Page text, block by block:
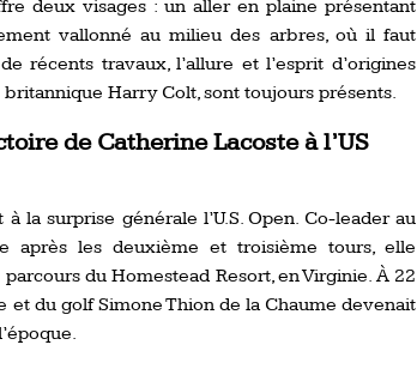
deux visages : un aller en plaine présentant
vallonné au milieu des arbres, où il faut
récents travaux, l’allure et l’esprit d’origines
Harry Colt, sont toujours présents.
de Catherine Lacoste à l’US
la surprise générale l’U.S. Open. Co-leader au
après les deuxième et troisième tours, elle
du Homestead Resort, en Virginie. À 22
et du golf Simone Thion de la Chaume devenait